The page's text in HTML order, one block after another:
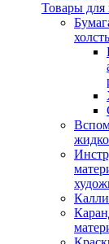
Товары для